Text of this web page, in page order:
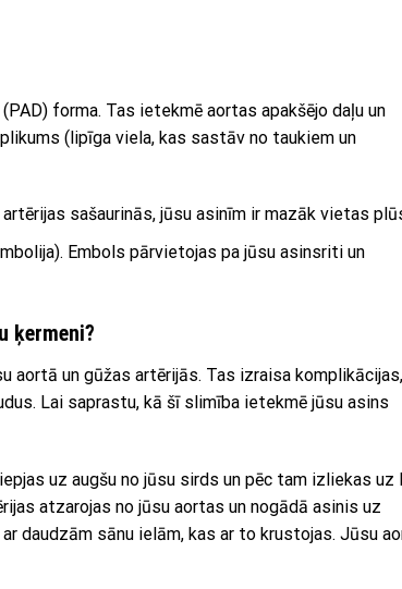
forma. Tas ietekmē aortas apakšējo daļu un
(lipīga viela, kas sastāv no taukiem un
sašaurinās, jūsu asinīm ir mazāk vietas
Embols pārvietojas pa jūsu asinsriti un
ķermeni?
un gūžas artērijās. Tas izraisa
Lai saprastu, kā šī slimība ietekmē jūsu asins
uz augšu no jūsu sirds un pēc tam izliekas uz
atzarojas no jūsu aortas un nogādā asinis uz
daudzām sānu ielām, kas ar to krustojas. Jūsu